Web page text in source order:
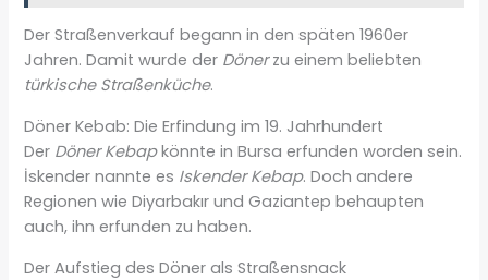
Der Straßenverkauf begann in den späten 1960er
Jahren. Damit wurde der Dönerzu einem beliebten
türkische Straßenküche.
Döner Kebab: Die Erfindung im 19. Jahrhundert
Der Döner Kebapkönnte in Bursa erfunden worden sein.
İskender nannte es Iskender Kebap. Doch andere
Regionen wie Diyarbakır und Gaziantep behaupten
auch, ihn erfunden zu haben.
Der Aufstieg des Döner als Straßensnack